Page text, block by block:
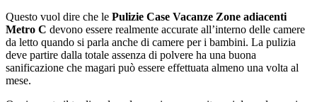
Questo vuol dire che le Pulizie Case Vacanze Zone adiacenti
Metro C devono essere realmente accurate all’interno delle camere
da letto quando si parla anche di camere per i bambini. La pulizia
deve partire dalla totale assenza di polvere ha una buona
sanificazione che magari può essere effettuata almeno una volta al
mese.